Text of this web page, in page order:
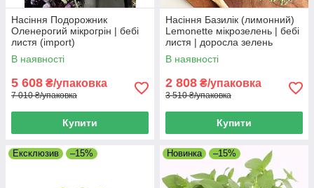
Насіння Подорожник
Оленерогий мікрогрін | бебі
листя (import)
В наявності
5 608 ₴/упаковка
7 010 ₴/упаковка
Купити
Насіння Базилік (лимонний)
Lemonette мікрозелень | бебі
листя | доросла зелень
(import)
В наявності
2 808 ₴/упаковка
3 510 ₴/упаковка
Купити
Ексклюзив –15% Новинка –15%